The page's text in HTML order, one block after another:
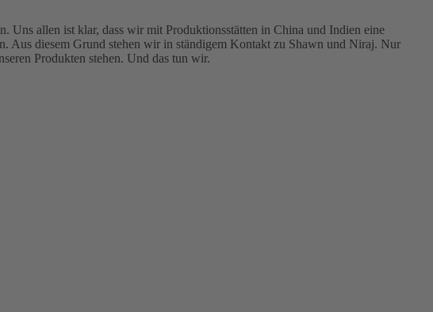
Uns allen ist klar, dass wir mit Produktionsstätten in China und Indien eine
Aus diesem Grund stehen wir in ständigem Kontakt zu Shawn und Niraj. Nur
Produkten stehen. Und das tun wir.